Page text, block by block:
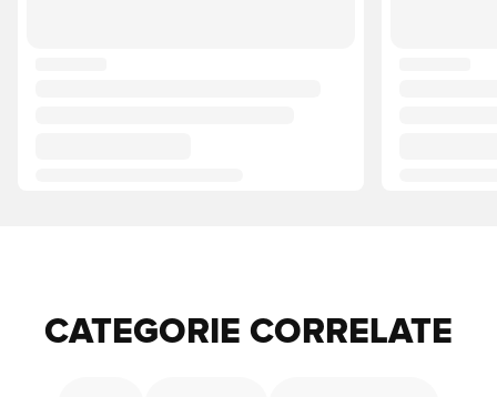
CATEGORIE CORRELATE